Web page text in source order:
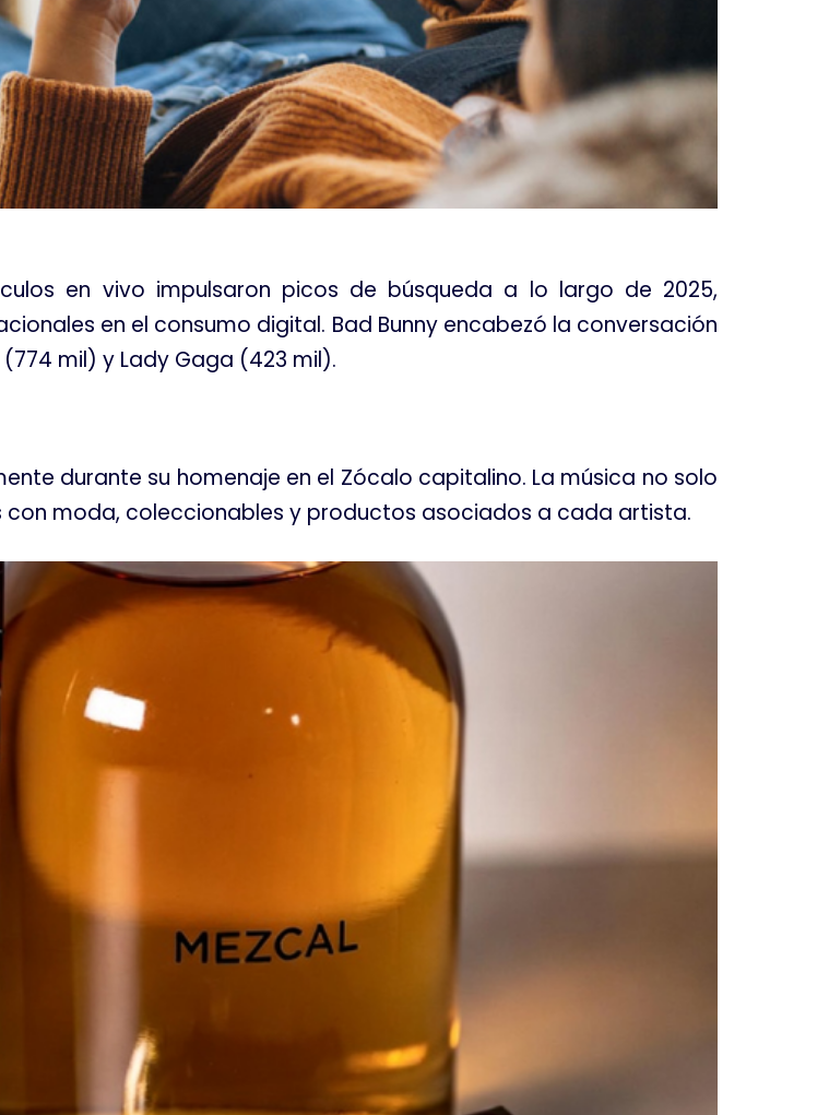
en vivo impulsaron picos de búsqueda a lo largo de 2025,
en el consumo digital. Bad Bunny encabezó la conversación
mil) y Lady Gaga (423 mil).
durante su homenaje en el Zócalo capitalino. La música no solo
moda, coleccionables y productos asociados a cada artista.